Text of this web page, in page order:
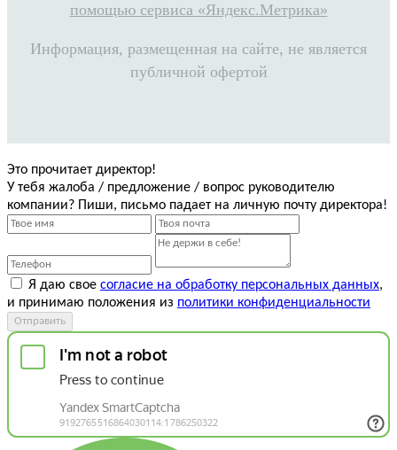
помощью сервиса «Яндекс.Метрика»
Информация, размещенная на сайте, не является
публичной офертой
Это прочитает директор!
У тебя жалоба / предложение / вопрос руководителю
компании? Пиши, письмо падает на личную почту директора!
Я даю свое согласие на обработку персональных данных,
и принимаю положения из политики конфиденциальности
Отправить